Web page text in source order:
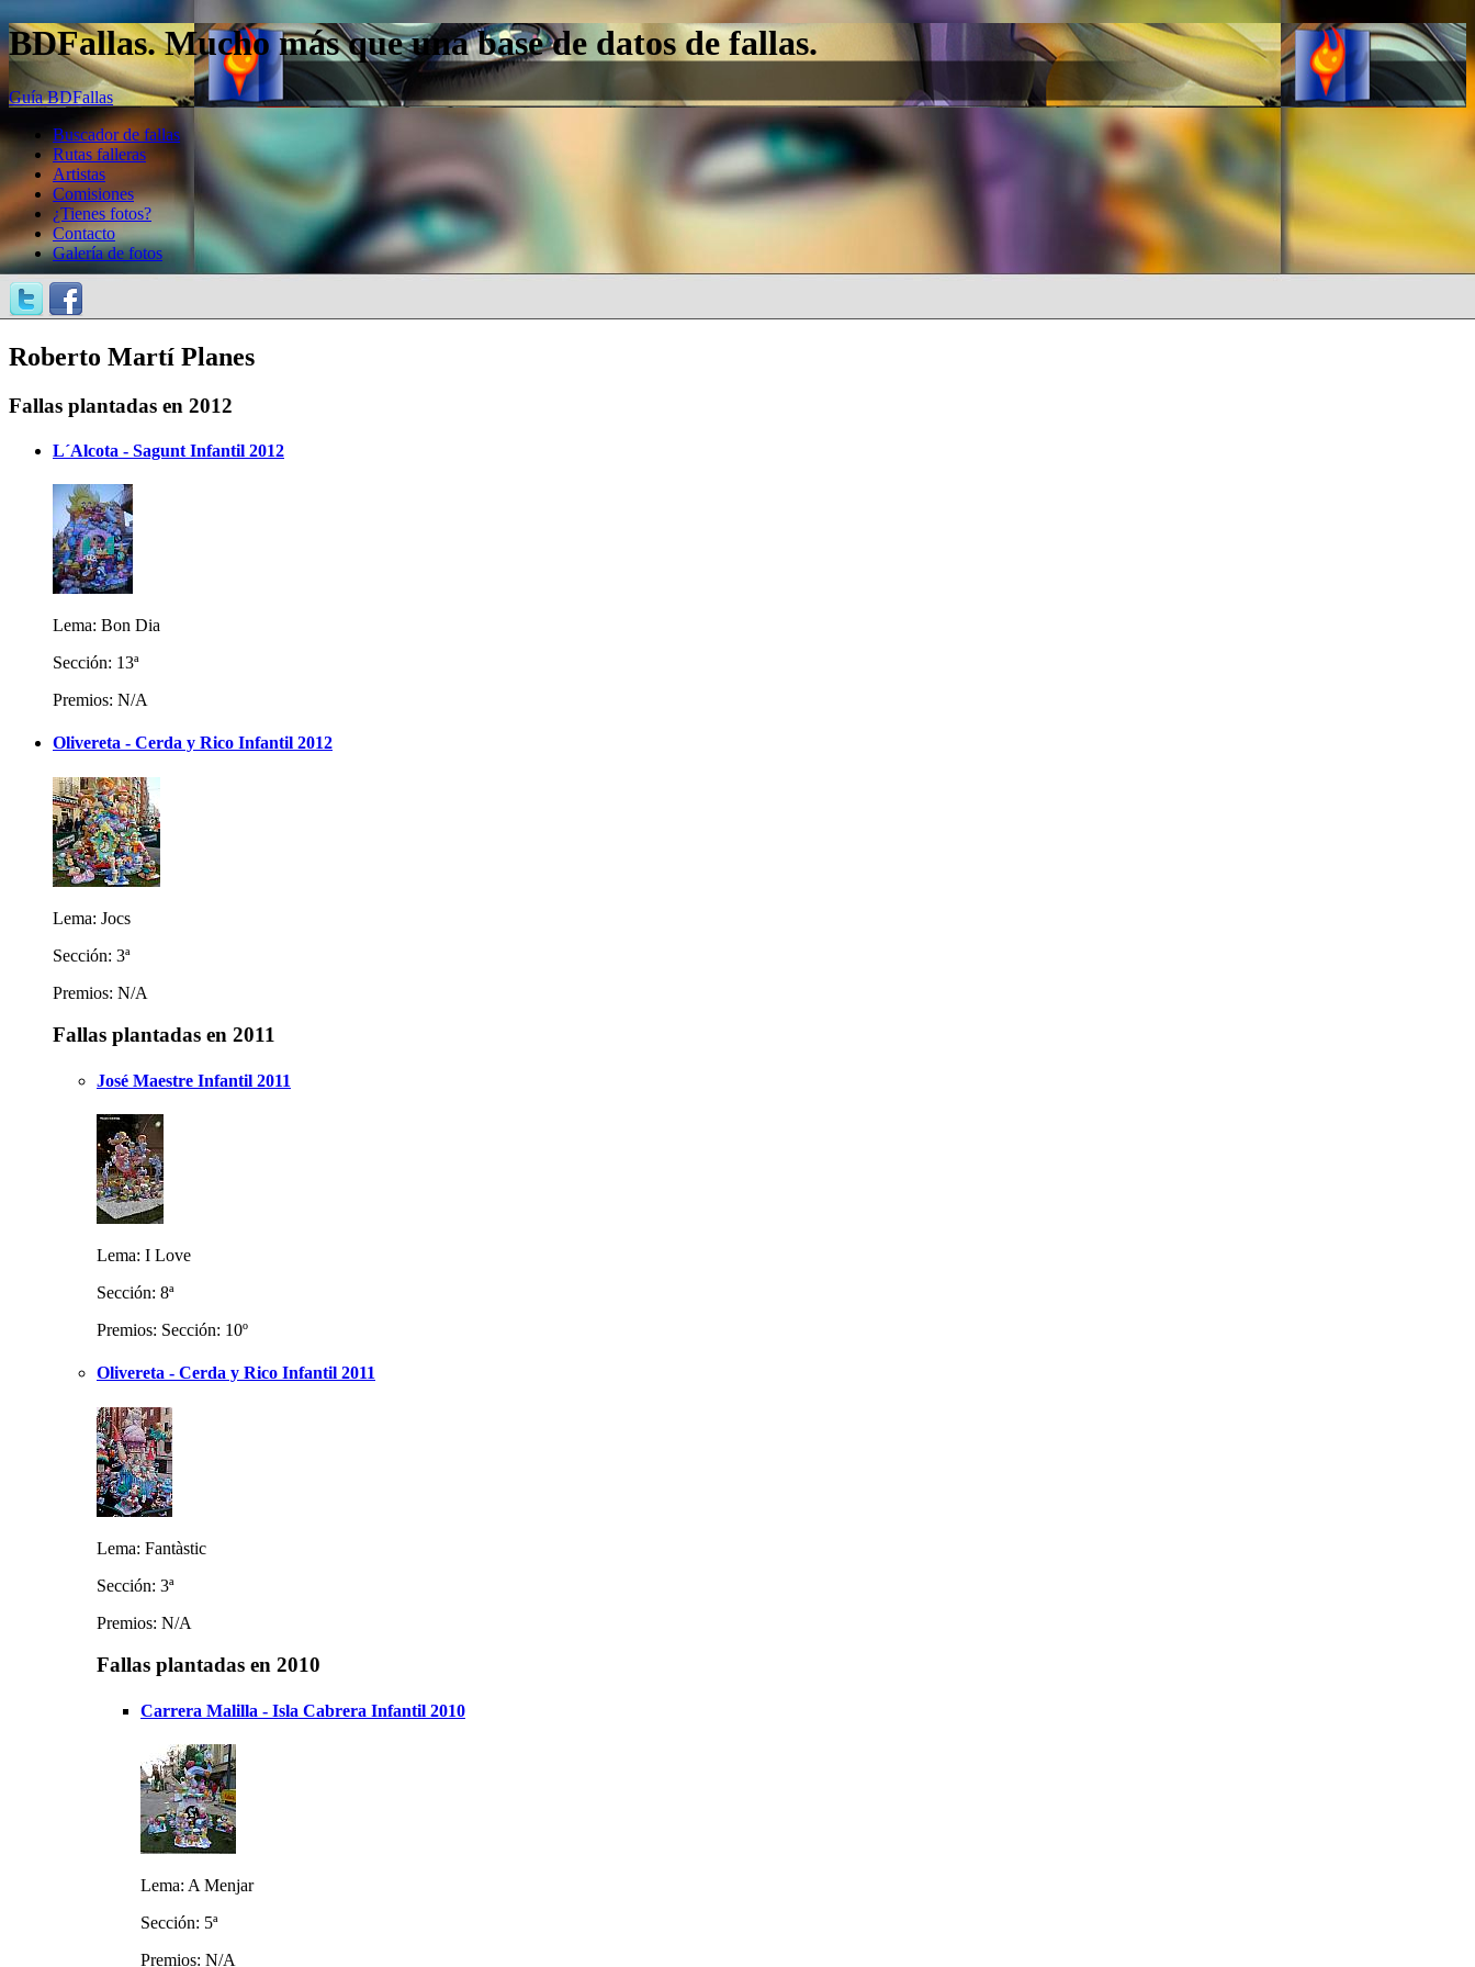
BDFallas. Mucho más que una base de datos de fallas.
Guía BDFallas
Buscador de fallas
Rutas falleras
Artistas
Comisiones
¿Tienes fotos?
Contacto
Galería de fotos
Roberto Martí Planes
Fallas plantadas en 2012
L´Alcota - Sagunt Infantil 2012
Lema: Bon Dia
Sección: 13ª
Premios: N/A
Olivereta - Cerda y Rico Infantil 2012
Lema: Jocs
Sección: 3ª
Premios: N/A
Fallas plantadas en 2011
José Maestre Infantil 2011
Lema: I Love
Sección: 8ª
Premios: Sección: 10º
Olivereta - Cerda y Rico Infantil 2011
Lema: Fantàstic
Sección: 3ª
Premios: N/A
Fallas plantadas en 2010
Carrera Malilla - Isla Cabrera Infantil 2010
Lema: A Menjar
Sección: 5ª
Premios: N/A